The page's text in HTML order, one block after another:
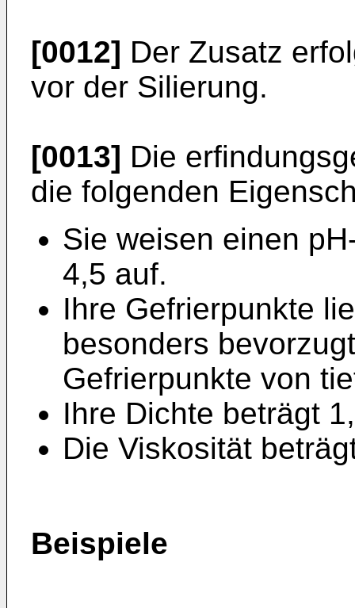
[0012] Der Zusatz
vor der Silierung.
[0013] Die
die folgenden
Sie weisen einen
4,5 auf.
Ihre Gefrierpunkte
besonders
Gefrierpunkte von
Ihre Dichte beträgt
Die Viskosität
Beispiele